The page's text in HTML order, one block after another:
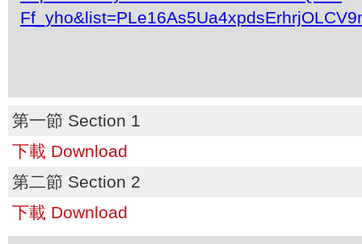
第一節 Section 1
下載 Download
第二節 Section 2
下載 Download